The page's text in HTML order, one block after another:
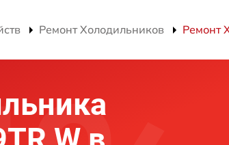
Ремонт Холодильников Ремонт